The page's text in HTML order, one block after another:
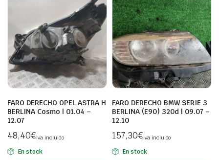
FARO DERECHO OPEL ASTRA H
BERLINA Cosmo | 01.04 –
12.07
48,40€Iva incluido
En stock
FARO DERECHO BMW SERIE 3
BERLINA (E90) 320d | 09.07 –
12.10
157,30€Iva incluido
En stock